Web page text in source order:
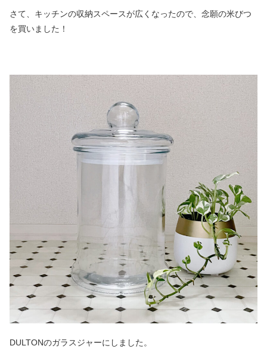
さて、キッチンの収納スペースが広くなったので、念願の米びつ
を買いました！
DULTONのガラスジャーにしました。